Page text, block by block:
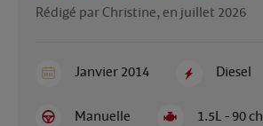
Rédigé par Christine, en juillet 2026
Janvier 2014 Diesel
Manuelle 1.5L - 90 ch